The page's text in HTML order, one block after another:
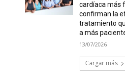
cardíaca más
confirman la
tratamiento
a más
13/07/2026
Cargar más